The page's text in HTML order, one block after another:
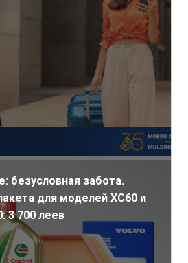
безусловная забота.
для моделей XC60 и
3 700 леев